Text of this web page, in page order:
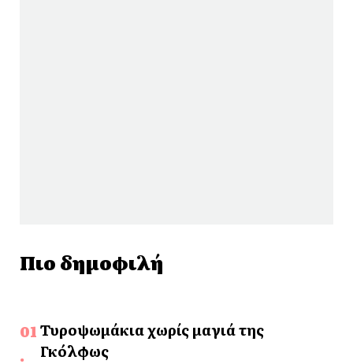
Πιο δημοφιλή
Τυροψωμάκια χωρίς μαγιά της
Γκόλφως